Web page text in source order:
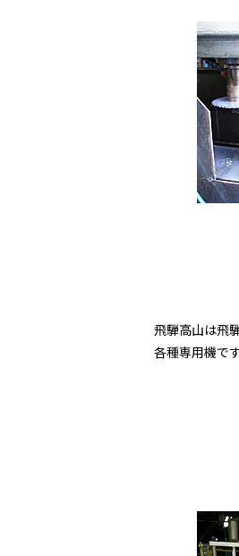
飛騨高山は飛
各種専用機です